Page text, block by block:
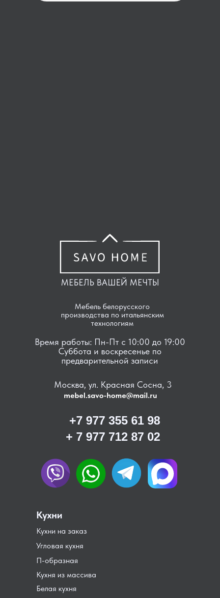
+ 7 977 712 87 02
Время работы: Пн-Пт с 10:00 до 19:00
Суббота и воскресенье по
предварительной записи
Москва, ул. Красная Сосна, 3
+7 977 355 61 98
Мебель белорусского
производства по итальянским
технологиям
МЕБЕЛЬ ВАШЕЙ МЕЧТЫ
Кухня из массива
Угловая кухня
Кухни на заказ
П-образная
Белая кухня
Кухни
mebel.savo-home@mail.ru